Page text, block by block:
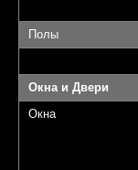
Полы
Окна и Двери
Окна